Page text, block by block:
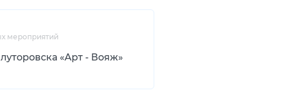
мероприятий
«Арт - Вояж»